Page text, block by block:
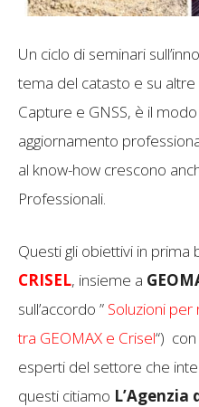
Un ciclo di seminari
tema del catasto e su
Capture e GNSS, è il
aggiornamento
al know-how crescono
Professionali.
Questi gli obiettivi in
CRISEL, insieme a
sull’accordo ” Soluzioni
tra GEOMAX e Crisel“)
esperti del settore che
questi citiamo